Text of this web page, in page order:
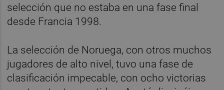
selección que no estaba en una fase final
desde Francia 1998.
La selección de Noruega, con otros muchos
jugadores de alto nivel, tuvo una fase de
clasificación impecable, con ocho victorias